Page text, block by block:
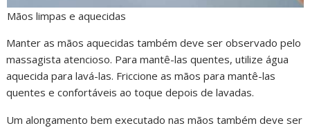
Mãos limpas e aquecidas
Manter as mãos aquecidas também deve ser observado pelo
massagista atencioso. Para mantê-las quentes, utilize água
aquecida para lavá-las. Friccione as mãos para mantê-las
quentes e confortáveis ao toque depois de lavadas.
Um alongamento bem executado nas mãos também deve ser